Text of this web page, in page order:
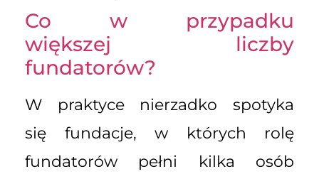
Co w przypadku
większej liczby
fundatorów?
W praktyce nierzadko spotyka
się fundacje, w których rolę
fundatorów pełni kilka osób